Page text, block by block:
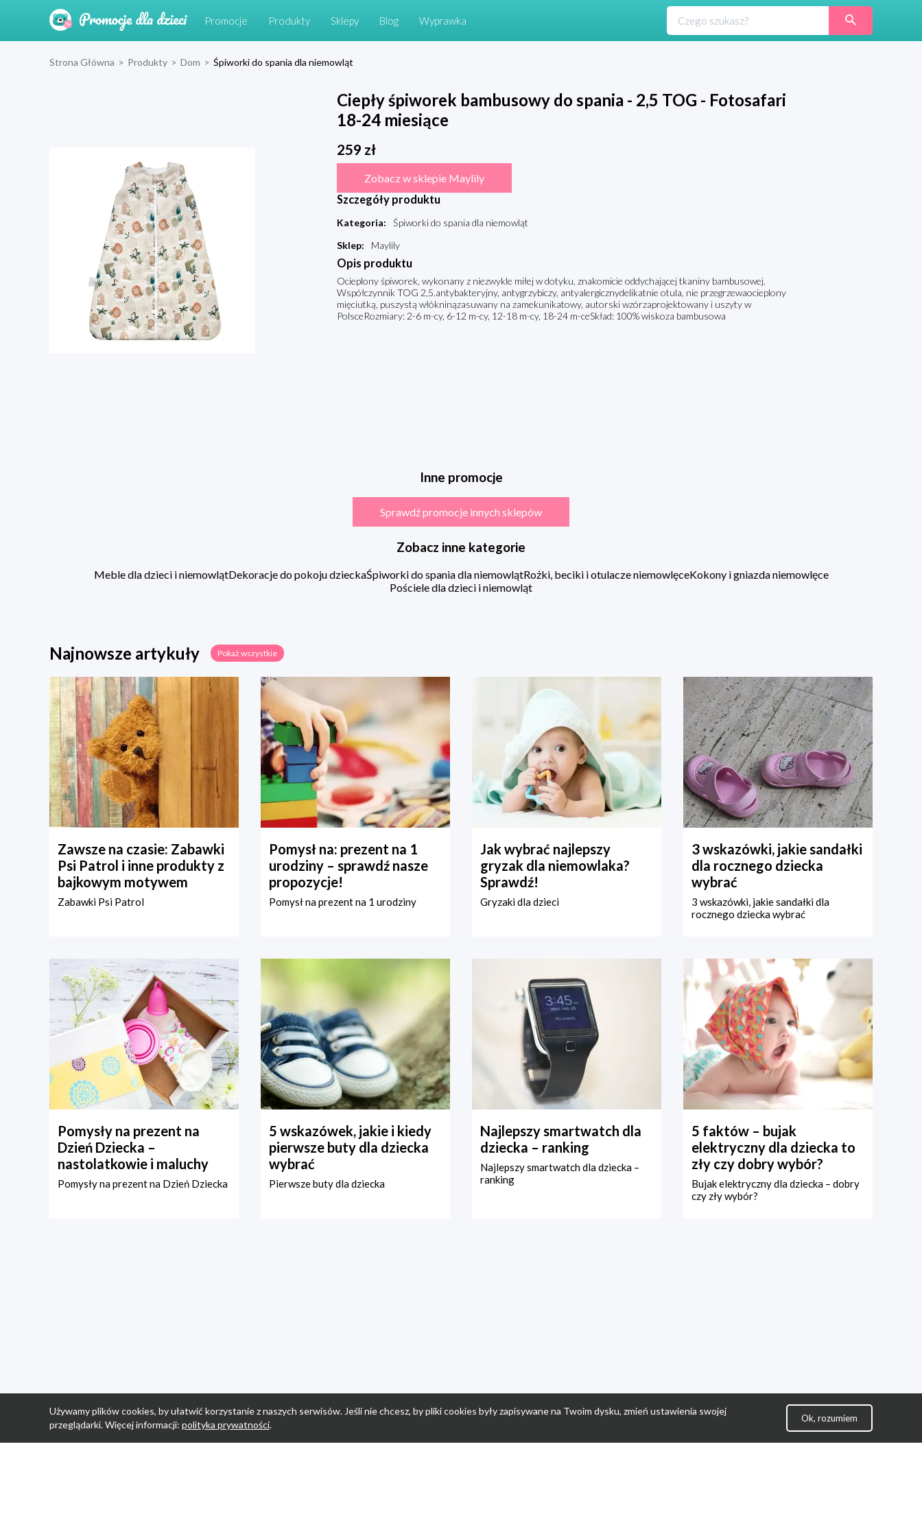
Promocje Produkty Sklepy Blog Wyprawka
Strona Główna > Produkty > Dom > Śpiworki do spania dla niemowląt
Ciepły śpiworek bambusowy do spania - 2,5 TOG - Fotosafari
18-24 miesiące
259 zł
Zobacz w sklepie Maylily
Szczegóły produktu
Kategoria:
Śpiworki do spania dla niemowląt
Sklep: Maylily
Opis produktu
Ocieplony śpiworek, wykonany z niezwykle miłej w dotyku, znakomicie oddychającej tkaniny bambusowej.
Współczynnik TOG 2,5.antybakteryjny, antygrzybiczy, antyalergicznydelikatnie otula, nie przegrzewaocieplony
mięciutką, puszystą włókninązasuwany na zamekunikatowy, autorski wzórzaprojektowany i uszyty w
PolsceRozmiary: 2-6 m-cy, 6-12 m-cy, 12-18 m-cy, 18-24 m-ceSkład: 100% wiskoza bambusowa
Inne promocje
Sprawdź promocje innych sklepów
Zobacz inne kategorie
Meble dla dzieci i niemowlątDekoracje do pokoju dzieckaŚpiworki do spania dla niemowlątRożki, beciki i otulacze niemowlęceKokony i gniazda niemowlęce
Pościele dla dzieci i niemowląt
Najnowsze artykuły Pokaż wszystkie
Zawsze na czasie: Zabawki
Psi Patrol i inne produkty z
bajkowym motywem
Zabawki Psi Patrol
Pomysł na: prezent na 1
urodziny – sprawdź nasze
propozycje!
Pomysł na prezent na 1 urodziny
Jak wybrać najlepszy
gryzak dla niemowlaka?
Sprawdź!
Gryzaki dla dzieci
3 wskazówki, jakie sandałki
dla rocznego dziecka
wybrać
3 wskazówki, jakie sandałki dla
rocznego dziecka wybrać
Pomysły na prezent na
Dzień Dziecka –
nastolatkowie i maluchy
Pomysły na prezent na Dzień Dziecka
5 wskazówek, jakie i kiedy
pierwsze buty dla dziecka
wybrać
Pierwsze buty dla dziecka
Najlepszy smartwatch dla
dziecka – ranking
Najlepszy smartwatch dla dziecka –
ranking
5 faktów – bujak
elektryczny dla dziecka to
zły czy dobry wybór?
Bujak elektryczny dla dziecka – dobry
czy zły wybór?
Używamy plików cookies, by ułatwić korzystanie z naszych serwisów. Jeśli nie chcesz, by pliki cookies były zapisywane na Twoim dysku, zmień ustawienia swojej
przeglądarki. Więcej informacji: polityka prywatności.
Ok, rozumiem